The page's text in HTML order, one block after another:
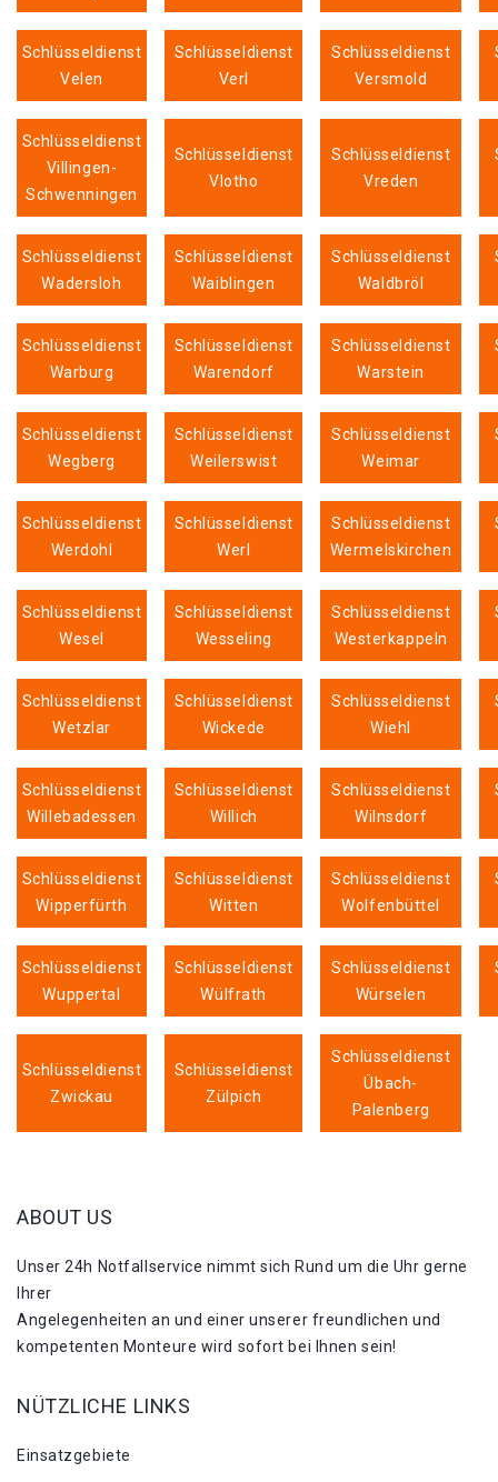
Schlüsseldienst
Velen
Schlüsseldienst
Verl
Schlüsseldienst
Versmold
Schlüsseldienst
Villingen-
Schwenningen
Schlüsseldienst
Vlotho
Schlüsseldienst
Vreden
Schlüsseldienst
Wadersloh
Schlüsseldienst
Waiblingen
Schlüsseldienst
Waldbröl
Schlüsseldienst
Warburg
Schlüsseldienst
Warendorf
Schlüsseldienst
Warstein
Schlüsseldienst
Wegberg
Schlüsseldienst
Weilerswist
Schlüsseldienst
Weimar
Schlüsseldienst
Werdohl
Schlüsseldienst
Werl
Schlüsseldienst
Wermelskirchen
Schlüsseldienst
Wesel
Schlüsseldienst
Wesseling
Schlüsseldienst
Westerkappeln
Schlüsseldienst
Wetzlar
Schlüsseldienst
Wickede
Schlüsseldienst
Wiehl
Schlüsseldienst
Willebadessen
Schlüsseldienst
Willich
Schlüsseldienst
Wilnsdorf
Schlüsseldienst
Wipperfürth
Schlüsseldienst
Witten
Schlüsseldienst
Wolfenbüttel
Schlüsseldienst
Wuppertal
Schlüsseldienst
Wülfrath
Schlüsseldienst
Würselen
Schlüsseldienst
Zwickau
Schlüsseldienst
Zülpich
Schlüsseldienst
Übach-
Palenberg
ABOUT US
Unser 24h Notfallservice nimmt sich Rund um die Uhr gerne
Ihrer
Angelegenheiten an und einer unserer freundlichen und
kompetenten Monteure wird sofort bei Ihnen sein!
NÜTZLICHE LINKS
Einsatzgebiete